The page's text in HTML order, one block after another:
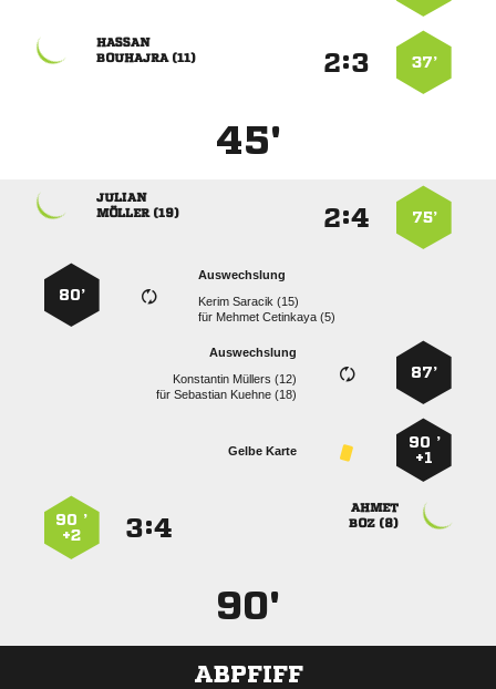
37’
:

 
45'
75’
:

 
Auswechslung
  
für   
80’
87’
Auswechslung
  
für  
90 ’
+1
Gelbe Karte

 
:
90 ’
+2
90'
ABPFIFF